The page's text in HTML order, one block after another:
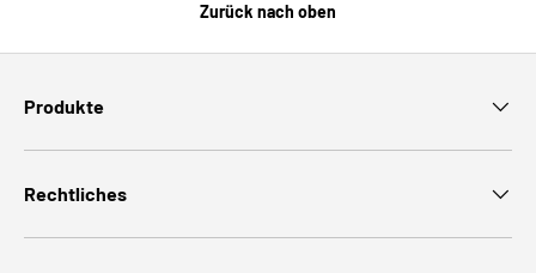
Zurück nach oben
Produkte
Rechtliches